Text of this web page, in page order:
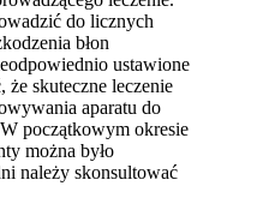
do licznych
błon
ustawione
że skuteczne leczenie
aparatu do
początkowym okresie
można było
należy skonsultować